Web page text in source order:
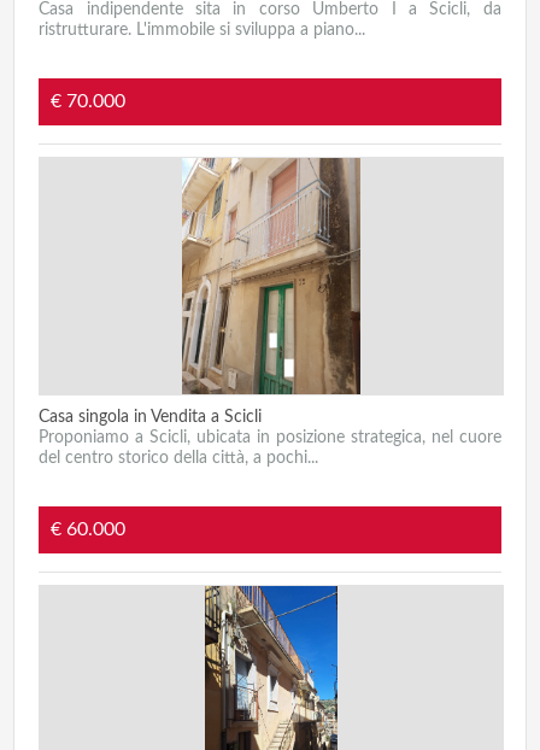
Casa indipendente sita in corso Umberto I a Scicli, da
ristrutturare. L'immobile si sviluppa a piano...
€ 70.000
Casa singola in Vendita a Scicli
Proponiamo a Scicli, ubicata in posizione strategica, nel cuore
del centro storico della città, a pochi...
€ 60.000